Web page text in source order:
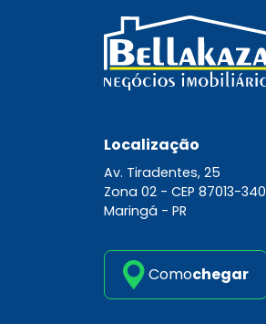
Localização
Av. Tiradentes, 25
Zona 02 - CEP 87013-340
Maringá - PR
Comochegar